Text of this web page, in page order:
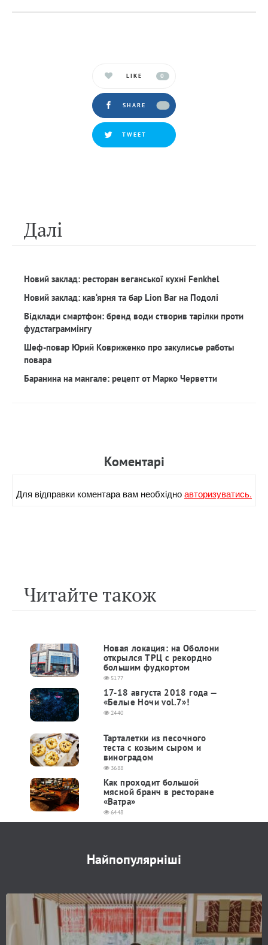
LIKE 0
SHARE
TWEET
Далi
Новий заклад: ресторан веганської кухні Fenkhel
Новий заклад: кав‘ярня та бар Lion Bar на Подолі
Відклади смартфон: бренд води створив тарілки проти
фудстаграммінгу
Шеф-повар Юрий Ковриженко про закулисье работы
повара
Баранина на мангале: рецепт от Марко Черветти
Коментарi
Для вiдправки коментара вам необхiдноавторизуватись.
Читайте також
Новая локация: на Оболони
открылся ТРЦ с рекордно
большим фудкортом
5177
17-18 августа 2018 года —
«Белые Ночи vol.7»!
2440
Тарталетки из песочного
теста с козьим сыром и
виноградом
3688
Как проходит большой
мясной бранч в ресторане
«Ватра»
6448
Найпопулярніші